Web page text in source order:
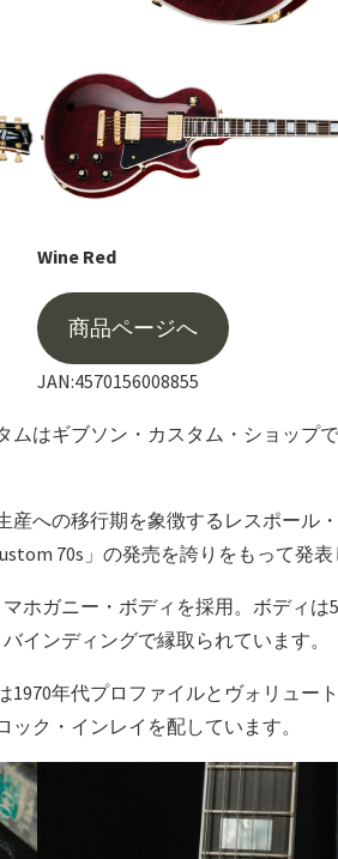
Wine Red
商品ページへ
JAN:4570156008855
ムはギブソン・カスタム・ショップ
産への移行期を象徴するレスポール
70s」の発売を誇りをもって発表
ホガニー・ボディを採用。ボディは
インディングで縁取られています。
年代プロファイルとヴォリュート
ク・インレイを配しています。